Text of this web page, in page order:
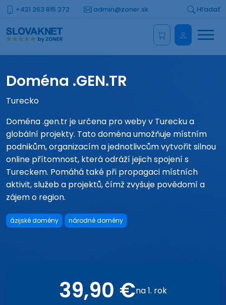
+421 263 815 272 admin@zoner.sk Hľadať
Menu
Doména .GEN.TR
Turecko
Doména .gen.tr je určena pro weby v Turecku a
globální projekty. Tato doména umožňuje místním
podnikům, organizacím a jednotlivcům vytvořit silnou
online přítomnost, která odráží jejich spojení s
Tureckem. Pomáhá také při propagaci místních
aktivit, služeb a projektů, čímž zvyšuje povědomí a
zájem o region.
ázijské domény národné domény
39,90 €na 1. rok